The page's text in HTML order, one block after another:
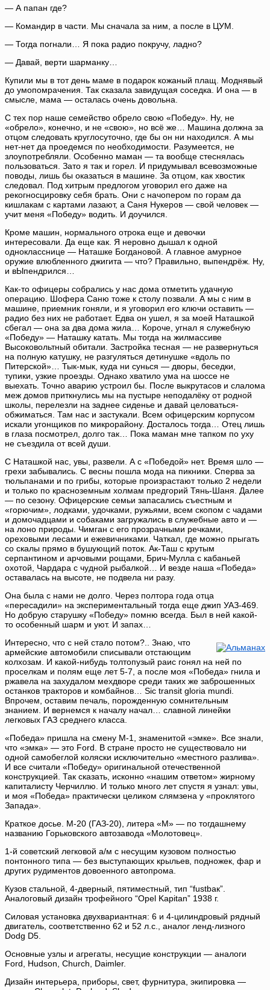
— А папан где?
— Командир в части. Мы сначала за ним, а после в ЦУМ.
— Тогда погнали… Я пока радио покручу, ладно?
— Давай, верти шарманку…
Купили мы в тот день маме в подарок кожаный плащ. Моднявый
до умопомрачения. Так сказала завидущая соседка. И она — в
смысле, мама — осталась очень довольна.
С тех пор наше семейство обрело свою «Победу». Ну, не
«обрело», конечно, и не «свою», но всё же… Машина должна за
отцом следовать круглосуточно, где бы он ни находился. А мы
нет-нет да проедемся по необходимости. Разумеется, не
злоупотребляли. Особенно маман — та вообще стеснялась
пользоваться. Зато я так и горел. И придумывал всевозможные
поводы, лишь бы оказаться в машине. За отцом, как хвостик
следовал. Под хитрым предлогом уговорил его даже на
рекогносцировку себя брать. Они с начопером по горам да
кишлакам с картами лазают, а Саня Нукеров — свой человек —
учит меня «Победу» водить. И доучился.
Кроме машин, нормального отрока еще и девочки
интересовали. Да еще как. Я неровно дышал к одной
однокласснице — Наташке Богдановой. А главное амурное
оружие влюбленного джигита — что? Правильно, выпендрёж. Ну,
и вЫпендрился…
Как-то офицеры собрались у нас дома отметить удачную
операцию. Шофера Саню тоже к столу позвали. А мы с ним в
машине, приемник гоняли, и я уговорил его ключи оставить —
радио без них не работает. Едва он ушел, я за моей Наташкой
сбегал — она за два дома жила… Короче, угнал я служебную
«Победу» — Наташку катать. Мы тогда на жилмассиве
Высоковольтный обитали. Застройка тесная — не развернуться
на полную катушку, не разгуляться детинушке «вдоль по
Питерской»… Тык-мык, куда ни сунься — дворы, беседки,
тупики, узкие проезды. Однако хватило ума на шоссе не
выехать. Точно аварию устроил бы. После выкрутасов и слалома
меж домов приткнулись мы на пустыре неподалёку от родной
школы, перелезли на заднее сиденье и давай целоваться-
обжиматься. Там нас и застукали. Всем офицерским корпусом
искали угонщиков по микрорайону. Досталось тогда… Отец лишь
в глаза посмотрел, долго так… Пока маман мне тапком по уху
не съездила от всей души.
С Наташкой нас, увы, развели. А с «Победой» нет. Время шло —
грехи забывались. С весны пошла мода на пикники. Сперва за
тюльпанами и по грибы, которые произрастают только 2 недели
и только по красноземным холмам предгорий Тянь-Шаня. Далее
— по сезону. Офицерские семьи запасались съестным и
«горючим», лодками, удочками, ружьями, всем скопом с чадами
и домочадцами и собаками загружались в служебные авто и —
на лоно природы. Чимган с его прозрачными речками,
ореховыми лесами и ежевичниками. Чаткал, где можно прыгать
со скалы прямо в бушующий поток. Ак-Таш с крутым
серпантином и арчовыми рощами, Брич-Мулла с кабаньей
охотой, Чардара с чудной рыбалкой… И везде наша «Победа»
оставалась на высоте, не подвела ни разу.
Она была с нами не долго. Через полтора года отца
«пересадили» на экспериментальный тогда еще джип УАЗ-469.
Но добрую старушку «Победу» помню всегда. Был в ней какой-
то особенный шарм и уют. И запах…
Интересно, что с ней стало потом?.. Знаю, что
армейские автомобили списывали отстающим
колхозам. И какой-нибудь толтопузый раис гонял на ней по
проселкам и полям еще лет 5-7, а после моя «Победа» гнила и
ржавела на захудалом мехдворе среди таких же заброшенных
останков тракторов и комбайнов… Sic transit gloria mundi.
Впрочем, оставим печаль, порожденную сомнительным
знанием. И вернемся к началу начал… славной линейки
легковых ГАЗ среднего класса.
«Победа» пришла на смену М-1, знаменитой «эмке». Все знали,
что «эмка» — это Ford. В стране просто не существовало ни
одной самобеглой коляски исключительно «местного разлива».
И все считали «Победу» оригинальной отечественной
конструкцией. Так сказать, исконно «нашим ответом» жирному
капиталисту Черчиллю. И только много лет спустя я узнал: увы,
и моя «Победа» практически целиком слямзена у «проклятого
Запада».
Краткое досье. М-20 (ГАЗ-20), литера «М» — по тогдашнему
названию Горьковского автозавода «Молотовец».
1-й советский легковой а/м с несущим кузовом полностью
понтонного типа — без выступающих крыльев, подножек, фар и
других рудиментов довоенного автопрома.
Кузов стальной, 4-дверный, пятиместный, тип “fustbaк”.
Аналоговый дизайн трофейного “Opel Kapitan” 1938 г.
Силовая установка двухвариантная: 6 и 4-цилиндровый рядный
двигатель, соответственно 62 и 52 л.с., аналог ленд-лизного
Dodg D5.
Основные узлы и агрегаты, несущие конструкции — аналоги
Ford, Hudson, Church, Daimler.
Дизайн интерьера, приборы, свет, фурнитура, экипировка —